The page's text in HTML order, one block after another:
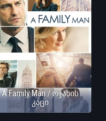
A Family Man / ოჯახის
კაცი